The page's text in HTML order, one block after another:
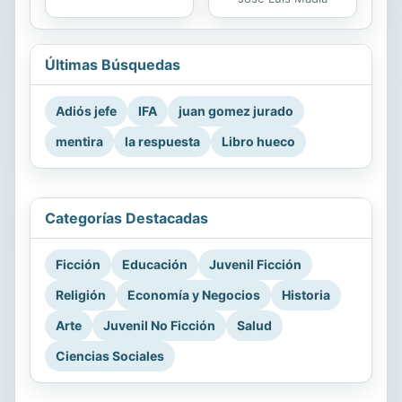
Últimas Búsquedas
Adiós jefe IFA
juan gomez jurado
mentira
la respuesta Libro hueco
Categorías Destacadas
Ficción Educación
Juvenil Ficción
Religión
Economía y Negocios
Historia
Arte
Juvenil No Ficción
Salud
Ciencias Sociales